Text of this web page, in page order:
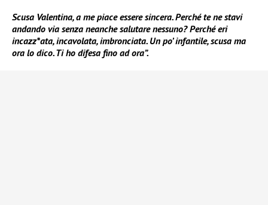
Scusa Valentina, a me piace essere sincera. Perché te ne stavi
andando via senza neanche salutare nessuno? Perché eri
incazz*ata, incavolata, imbronciata. Un po’ infantile, scusa ma
ora lo dico. Ti ho difesa fino ad ora”.